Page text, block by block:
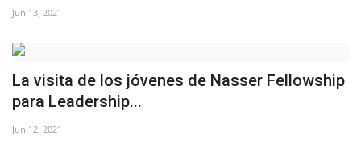
Los colaboradores
Los patrocinios
Galería
Lengua
Jun 13, 2021
La visita de los jóvenes de Nasser Fellowship
para Leadership...
Jun 12, 2021